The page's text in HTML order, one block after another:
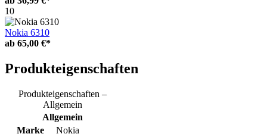
10
Nokia 6310
ab 65,00 €*
Produkteigenschaften
Produkteigenschaften –
Allgemein
Allgemein
Marke
Nokia